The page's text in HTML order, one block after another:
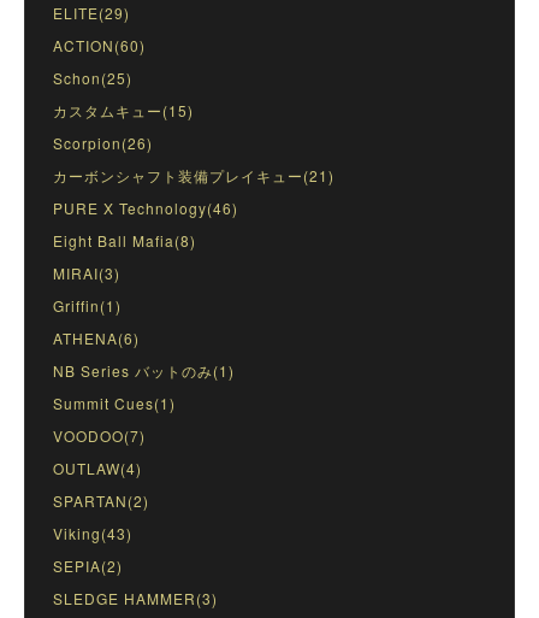
ELITE(29)
ACTION(60)
Schon(25)
カスタムキュー(15)
Scorpion(26)
カーボンシャフト装備プレイキュー(21)
PURE X Technology(46)
Eight Ball Mafia(8)
MIRAI(3)
Griffin(1)
ATHENA(6)
NB Series バットのみ(1)
Summit Cues(1)
VOODOO(7)
OUTLAW(4)
SPARTAN(2)
Viking(43)
SEPIA(2)
SLEDGE HAMMER(3)